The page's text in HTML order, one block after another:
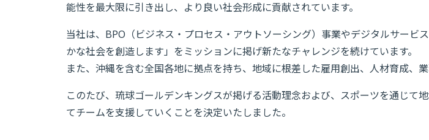
能性を最大限に引き出し、より良い社会形成に貢献されています。
当社は、BPO（ビジネス・プロセス・アウトソーシング）事業やデジタルサービ
かな社会を創造します」をミッションに掲げ新たなチャレンジを続けています。
また、沖縄を含む全国各地に拠点を持ち、地域に根差した雇用創出、人材育成、
このたび、琉球ゴールデンキングスが掲げる活動理念および、スポーツを通じ
てチームを支援していくことを決定いたしました。